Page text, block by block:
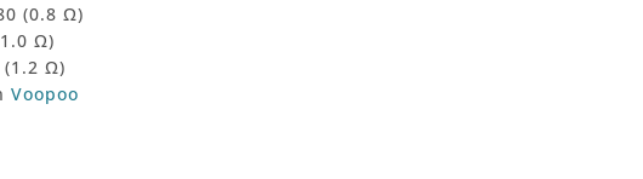
(0.8 Ω)
Ω)
(1.2 Ω)
Voopoo